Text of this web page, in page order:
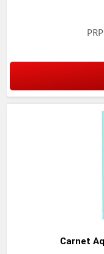
Carnet